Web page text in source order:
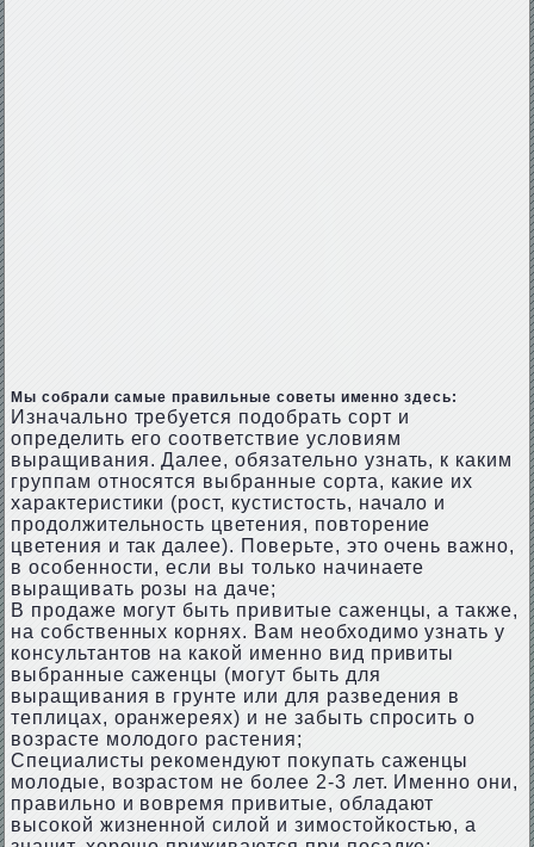
Мы собрали самые правильные советы именно здесь:
Изначально требуется подобрать сорт и
определить его соответствие условиям
выращивания. Далее, обязательно узнать, к каким
группам относятся выбранные сорта, какие их
характеристики (рост, кустистость, начало и
продолжительность цветения, повторение
цветения и так далее). Поверьте, это очень важно,
в особенности, если вы только начинаете
выращивать розы на даче;
В продаже могут быть привитые саженцы, а также,
на собственных корнях. Вам необходимо узнать у
консультантов на какой именно вид привиты
выбранные саженцы (могут быть для
выращивания в грунте или для разведения в
теплицах, оранжереях) и не забыть спросить о
возрасте молодого растения;
Специалисты рекомендуют покупать саженцы
молодые, возрастом не более 2-3 лет. Именно они,
правильно и вовремя привитые, обладают
высокой жизненной силой и зимостойкостью, а